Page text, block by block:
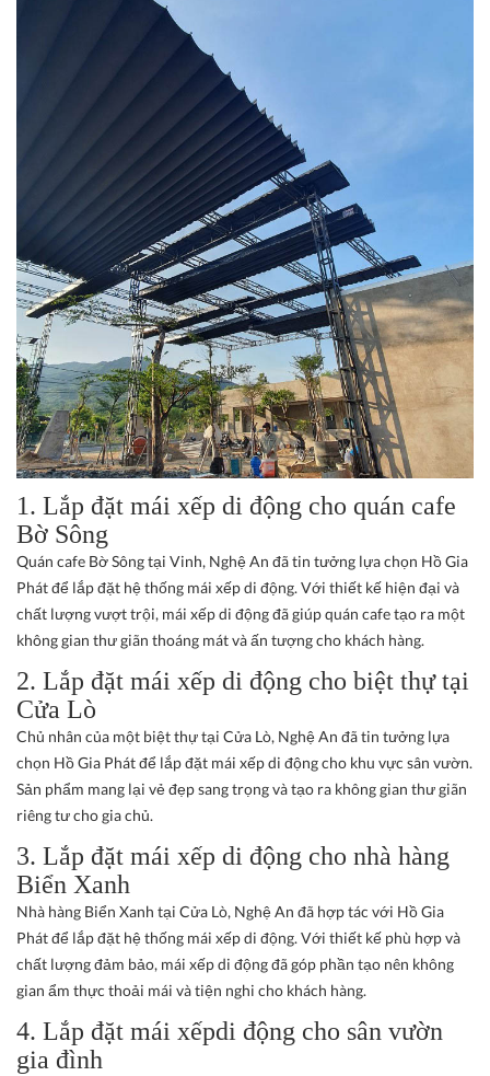
1. Lắp đặt mái xếp di động cho quán cafe
Bờ Sông
Quán cafe Bờ Sông tại Vinh, Nghệ An đã tin tưởng lựa chọn Hồ Gia
Phát để lắp đặt hệ thống mái xếp di động. Với thiết kế hiện đại và
chất lượng vượt trội, mái xếp di động đã giúp quán cafe tạo ra một
không gian thư giãn thoáng mát và ấn tượng cho khách hàng.
2. Lắp đặt mái xếp di động cho biệt thự tại
Cửa Lò
Chủ nhân của một biệt thự tại Cửa Lò, Nghệ An đã tin tưởng lựa
chọn Hồ Gia Phát để lắp đặt mái xếp di động cho khu vực sân vườn.
Sản phẩm mang lại vẻ đẹp sang trọng và tạo ra không gian thư giãn
riêng tư cho gia chủ.
3. Lắp đặt mái xếp di động cho nhà hàng
Biển Xanh
Nhà hàng Biển Xanh tại Cửa Lò, Nghệ An đã hợp tác với Hồ Gia
Phát để lắp đặt hệ thống mái xếp di động. Với thiết kế phù hợp và
chất lượng đảm bảo, mái xếp di động đã góp phần tạo nên không
gian ẩm thực thoải mái và tiện nghi cho khách hàng.
4. Lắp đặt mái xếpdi động cho sân vườn
gia đình